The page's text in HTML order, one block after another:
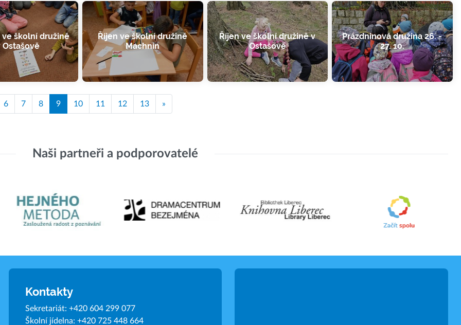
ve školní družině
Ostašově
Říjen ve školní družině
Machnín
Říjen ve školní družině v
Ostašově
Prázdninová družina 26. -
27. 10.
6 7 8 9 10 11 12 13 »
Naši partneři a podporovatelé
Kontakty
Sekretariát: +420 604 299 077
Školní jídelna: +420 725 448 664